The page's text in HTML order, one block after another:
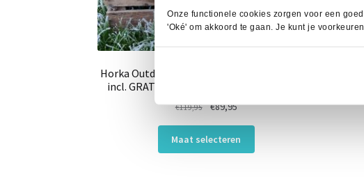
Onze functionele cookies zorgen voor een
'Oké' om akkoord te gaan. Je kunt je
Horka Outdoorlaars Greenwich Forest Green
incl. GRATIS onderhoudssetje t.w.v. €16,35!
€119,95Oorspronkelijke
was:
€119,95.
€89,95Huidige
is:
€89,95.
Maat selecteren